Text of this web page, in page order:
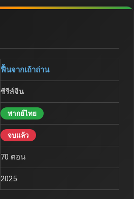
ฟื้นจากเถ้าถ่าน
ซีรีส์จีน
พากย์ไทย
จบแล้ว
70 ตอน
2025